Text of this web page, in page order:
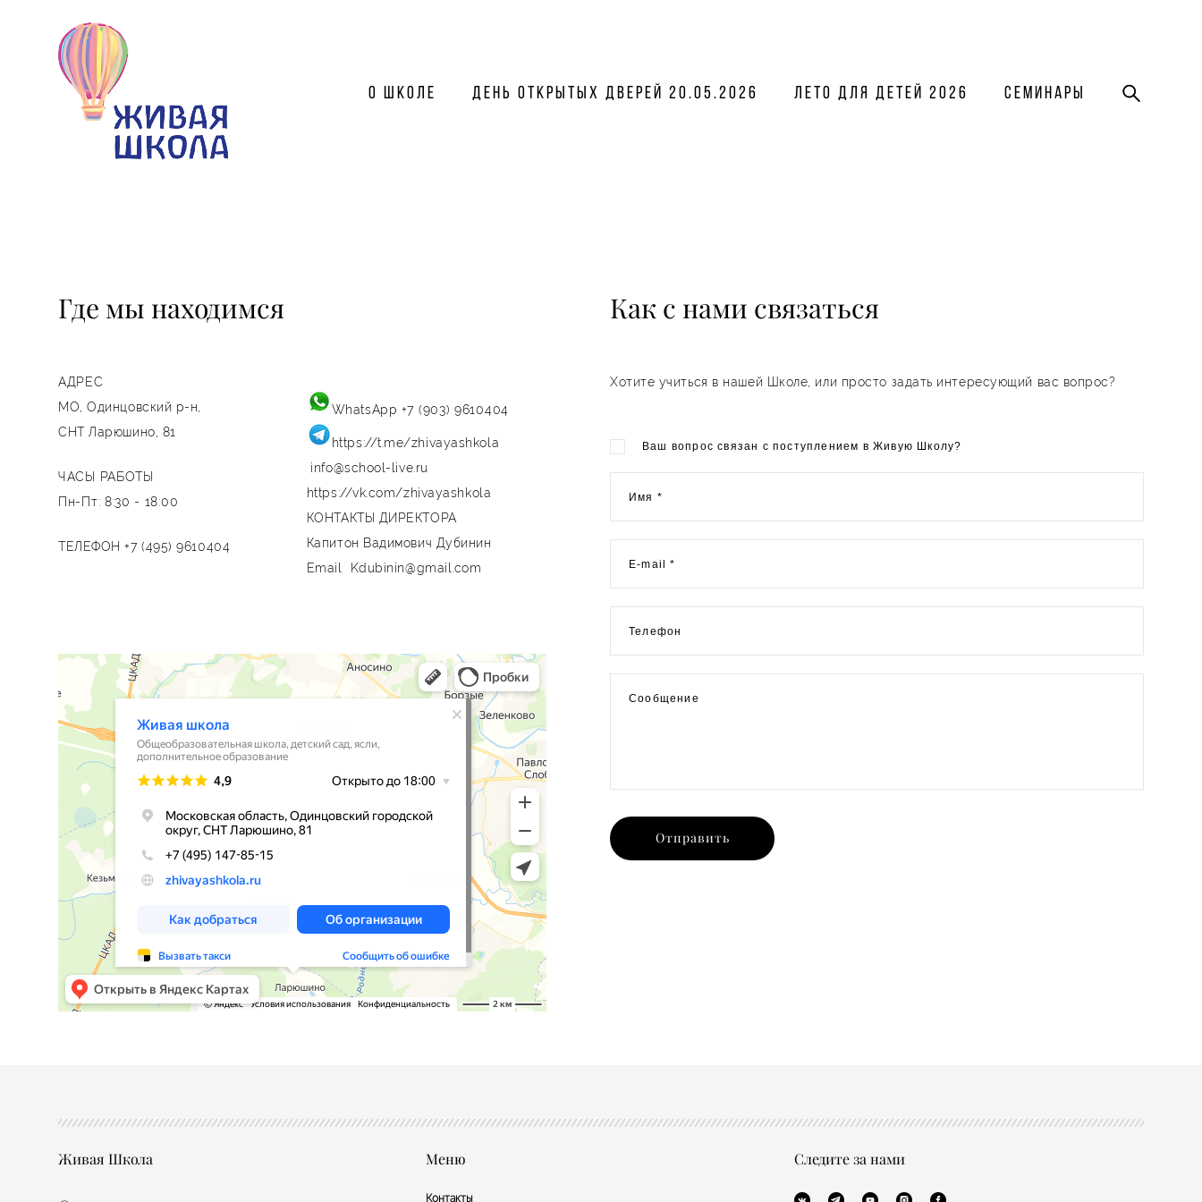
О школе День открытых дверей 20.05.2026 Лето для детей 2026 Семинары
Где мы находимся
АДРЕС
МО, Одинцовский р-н,
СНТ Ларюшино, 81
ЧАСЫ РАБОТЫ
Пн-Пт: 8:30 - 18:00
ТЕЛЕФОН +7 (495) 9610404
WhatsApp +7 (903) 9610404
https://t.me/zhivayashkola
info@school-live.ru
https://vk.com/zhivayashkola
КОНТАКТЫ ДИРЕКТОРА
Капитон Вадимович Дубинин
Email
Kdubinin@gmail.com
Как с нами связаться
Хотите учиться в нашей Школе, или просто задать интересующий вас вопрос?
Ваш вопрос связан с поступлением в Живую Школу?
Имя *
E-mail *
Телефон
Сообщение
Отправить
Живая Школа Меню
Контакты
Следите за нами